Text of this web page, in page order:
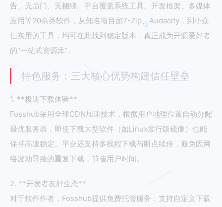
告、无后门、无捆绑。平台覆盖系统工具、开发框架、多媒体
应用等20余类软件，从知名项目如7-Zip、Audacity，到小众
但实用的工具，均可在此找到稳定版本，真正成为开源爱好者
的“一站式资源库”。
特色服务：三大核心优势构建信任壁垒
1. **极速下载体验**
Fosshub采用全球CDN加速技术，根据用户地理位置自动分配
最优服务器，即使下载大型软件（如Linux发行版镜像）也能
保持高速稳定。平台还支持多线程下载与断点续传，避免因网
络波动导致的重复下载，节省用户时间。
2. **开发者友好生态**
对于软件作者，Fosshub提供免费托管服务，支持自定义下载